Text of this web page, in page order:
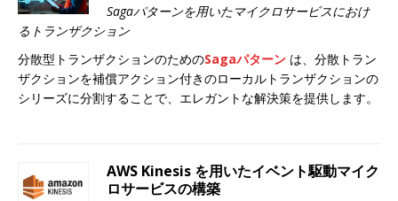
Sagaパターンを用いたマイクロサービスにおけ
るトランザクション
分散型トランザクションのためのSagaパターン は、分散トラン
ザクションを補償アクション付きのローカルトランザクションの
シリーズに分割することで、エレガントな解決策を提供します。
AWS Kinesis を用いたイベント駆動マイク
ロサービスの構築